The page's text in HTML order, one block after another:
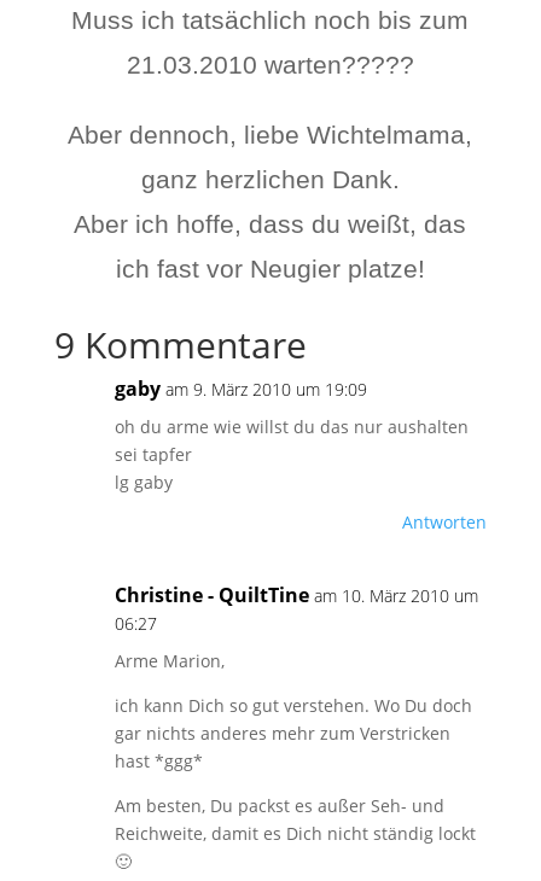
Muss ich tatsächlich noch bis zum
21.03.2010 warten?????
Aber dennoch, liebe Wichtelmama,
ganz herzlichen Dank.
Aber ich hoffe, dass du weißt, das
ich fast vor Neugier platze!
9 Kommentare
gaby am 9. März 2010 um 19:09
oh du arme wie willst du das nur aushalten
sei tapfer
lg gaby
Antworten
Christine - QuiltTine am 10. März 2010 um
06:27
Arme Marion,
ich kann Dich so gut verstehen. Wo Du doch
gar nichts anderes mehr zum Verstricken
hast *ggg*
Am besten, Du packst es außer Seh- und
Reichweite, damit es Dich nicht ständig lockt
🙂